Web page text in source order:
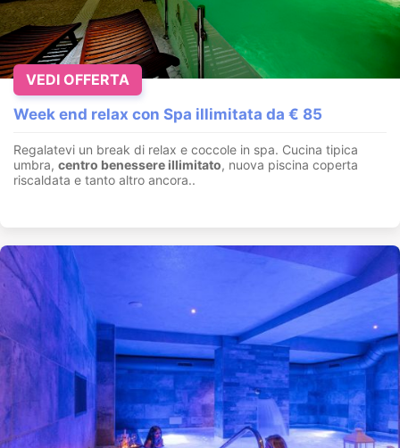
Week end relax con Spa illimitata da € 85
Regalatevi un break di relax e coccole in spa. Cucina tipica
umbra, centro benessere illimitato, nuova piscina coperta
riscaldata e tanto altro ancora..
VEDI OFFERTA